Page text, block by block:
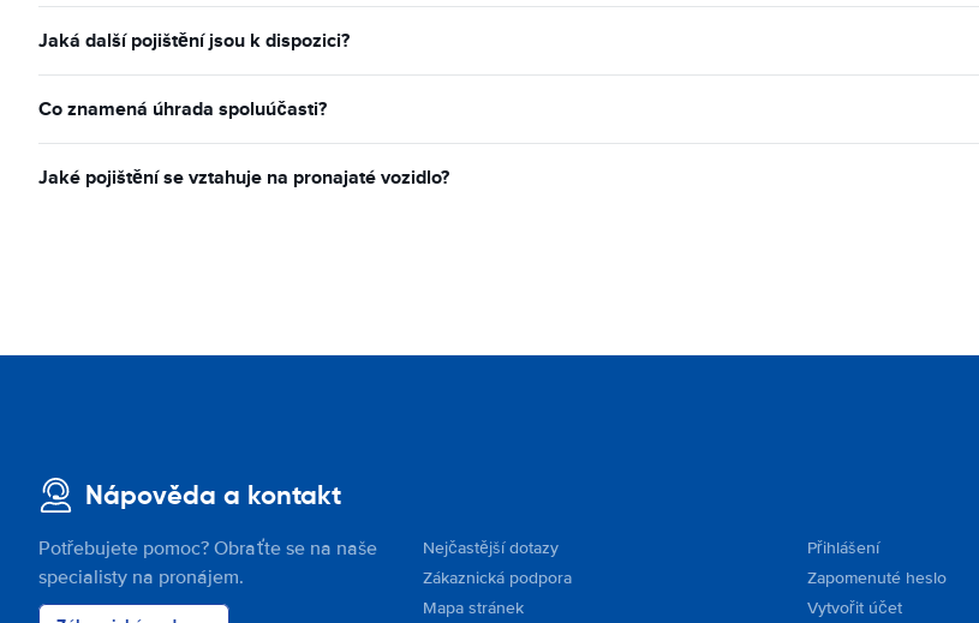
Jaká další pojištění jsou k dispozici?
Co znamená úhrada spoluúčasti?
Jaké pojištění se vztahuje na pronajaté vozidlo?
Nápověda a kontakt
Potřebujete pomoc? Obraťte se na naše
specialisty na pronájem.
Nejčastější dotazy
Zákaznická podpora
Mapa stránek
Přihlášení
Zapomenuté heslo
Vytvořit účet